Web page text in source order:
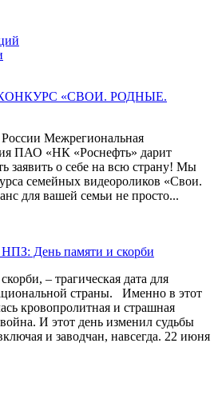
«СВОИ. РОДНЫЕ.
Межрегиональная
ПАО «НК «Роснефть» дарит
заявить о себе на всю страну! Мы
семейных видеороликов «Свои.
для вашей семьи не просто...
День памяти и скорби
– трагическая дата для
страны. Именно в этот
кровопролитная и страшная
И этот день изменил судьбы
и заводчан, навсегда. 22 июня